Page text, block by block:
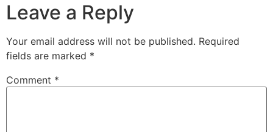
Leave a Reply
Your email address will not be published. Required
fields are marked *
Comment *